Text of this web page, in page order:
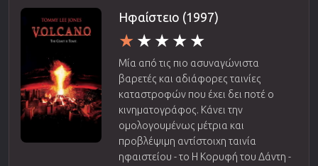
Ηφαίστειο (1997)
Μία από τις πιο ασυναγώνιστα
βαρετές και αδιάφορες ταινίες
καταστροφών που έχει δει ποτέ ο
κινηματογράφος. Κάνει την
ομολογουμένως μέτρια και
προβλέψιμη αντίστοιχη ταινία
ηφαιστείου - το Η Κορυφή του Δάντη -